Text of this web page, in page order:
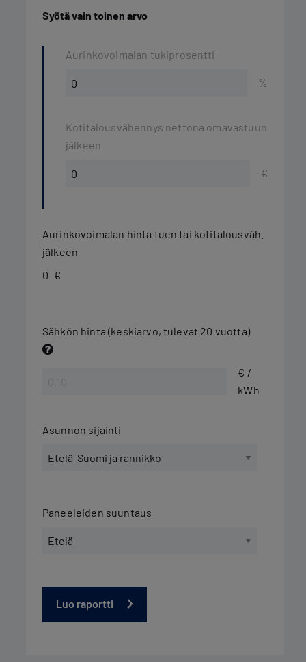
Syötä vain toinen arvo
Aurinkovoimalan tukiprosentti
%
Kotitalousvähennys nettona omavastuun
jälkeen
€
Aurinkovoimalan hinta tuen tai kotitalousväh.
jälkeen
0 €
Sähkön hinta (keskiarvo, tulevat 20 vuotta)
€ /
kWh
Asunnon sijainti
Paneeleiden suuntaus
Luo raportti